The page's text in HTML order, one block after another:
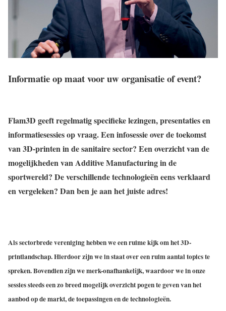
Informatie op maat voor uw organisatie of event?
Flam3D geeft regelmatig specifieke lezingen, presentaties en
informatiesessies op vraag. Een infosessie over de toekomst
van 3D-printen in de sanitaire sector? Een overzicht van de
mogelijkheden van Additive Manufacturing in de
sportwereld? De verschillende technologieën eens verklaard
en vergeleken? Dan ben je aan het juiste adres!
Als sectorbrede vereniging hebben we een ruime kijk om het 3D-
printlandschap. Hierdoor zijn we in staat over een ruim aantal topics te
spreken. Bovendien zijn we merk-onafhankelijk, waardoor we in onze
sessies steeds een zo breed mogelijk overzicht pogen te geven van het
aanbod op de markt, de toepassingen en de technologieën.